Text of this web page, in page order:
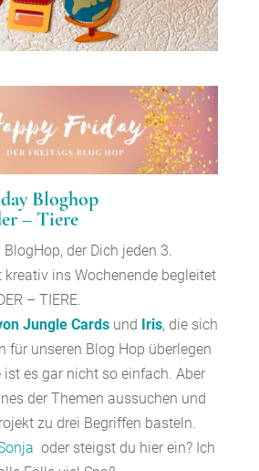
Bloghop
– Tiere
der Dich jeden 3.
ins Wochenende begleitet
– TIERE.
Jungle Cards und Iris, die sich
für unseren Blog Hop überlegen
ist es gar nicht so einfach. Aber
der Themen aussuchen und
zu drei Begriffen basteln.
oder steigst du hier ein? Ich